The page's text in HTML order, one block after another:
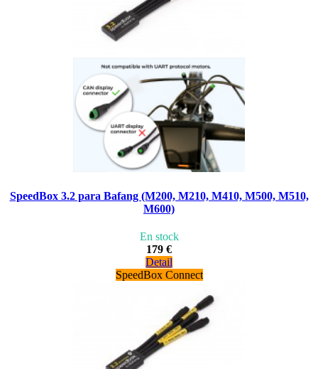
SpeedBox 3.2 para Bafang (M200, M210, M410, M500, M510,
M600)
En stock
179 €
Detail
SpeedBox Connect